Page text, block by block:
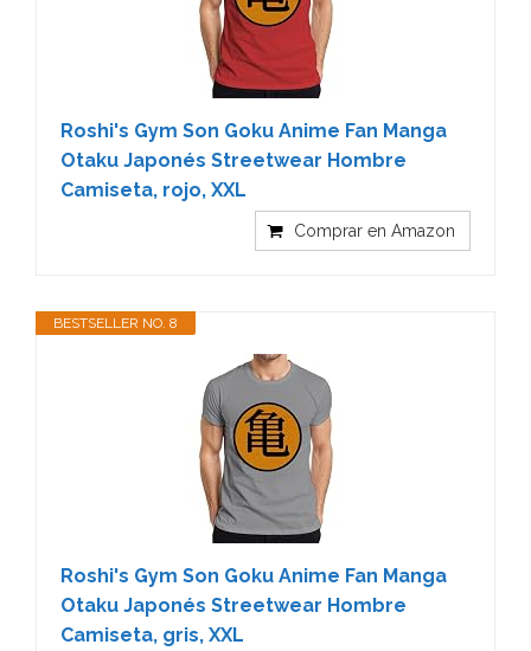
Roshi's Gym Son Goku Anime Fan Manga
Otaku Japonés Streetwear Hombre
Camiseta, rojo, XXL
Comprar en Amazon
BESTSELLER NO. 8
Roshi's Gym Son Goku Anime Fan Manga
Otaku Japonés Streetwear Hombre
Camiseta, gris, XXL